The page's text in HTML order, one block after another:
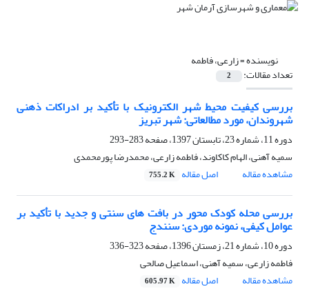
نویسنده =زارعی، فاطمه
تعداد مقالات: 2
بررسی کیفیت محیط شهر الکترونیک با تأکید بر ادراکات ذهنی
شهروندان، مورد مطالعاتی: شهر تبریز
دوره 11، شماره 23، تابستان 1397، صفحه
283-293
سمیه آهنی، الهام کاکاوند، فاطمه زارعی، محمدرضا پورمحمدی
مشاهده مقاله
اصل مقاله 755.2 K
بررسی محله کودک محور در بافت های سنتی و جدید با تأکید بر
عوامل کیفی، نمونه موردی: سنندج
دوره 10، شماره 21، زمستان 1396، صفحه
323-336
فاطمه زارعی، سمیه آهنی، اسماعیل صالحی
مشاهده مقاله
اصل مقاله 605.97 K